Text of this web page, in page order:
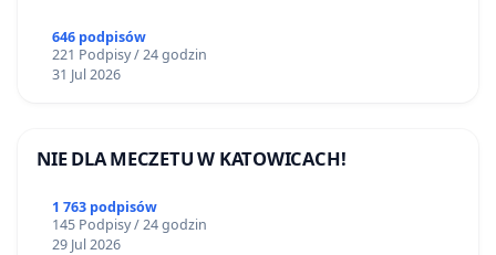
646 podpisów
221 Podpisy / 24 godzin
31 Jul 2026
NIE DLA MECZETU W KATOWICACH!
1 763 podpisów
145 Podpisy / 24 godzin
29 Jul 2026